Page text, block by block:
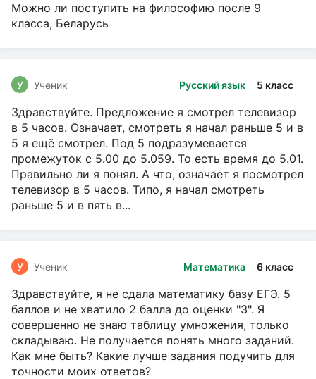
Можно ли поступить на философию после 9
класса, Беларусь
Русский язык 5 класс
У Ученик
Здравствуйте. Предложение я смотрел телевизор
в 5 часов. Означает, смотреть я начал раньше 5 и в
5 я ещё смотрел. Под 5 подразумевается
промежуток с 5.00 до 5.059. То есть время до 5.01.
Правильно ли я понял. А что, означает я посмотрел
телевизор в 5 часов. Типо, я начал смотреть
раньше 5 и в пять в...
Математика 6 класс
У Ученик
Здравствуйте, я не сдала математику базу ЕГЭ. 5
баллов и не хватило 2 балла до оценки "3". Я
совершенно не знаю таблицу умножения, только
складываю. Не получается понять много заданий.
Как мне быть? Какие лучше задания подучить для
точности моих ответов?